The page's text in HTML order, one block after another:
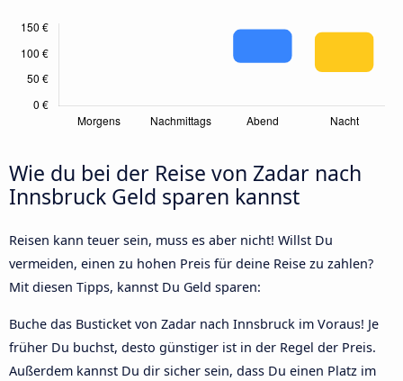
Wie du bei der Reise von Zadar nach
Innsbruck Geld sparen kannst
Reisen kann teuer sein, muss es aber nicht! Willst Du
vermeiden, einen zu hohen Preis für deine Reise zu zahlen?
Mit diesen Tipps, kannst Du Geld sparen:
Buche das Busticket von Zadar nach Innsbruck im Voraus! Je
früher Du buchst, desto günstiger ist in der Regel der Preis.
Außerdem kannst Du dir sicher sein, dass Du einen Platz im